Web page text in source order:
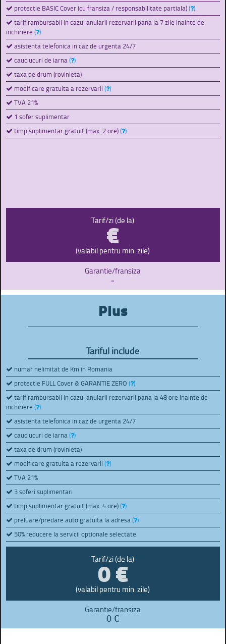
protectie BASIC Cover (cu fransiza / responsabilitate partiala)( )
tarif rambursabil in cazul anularii rezervarii pana la 7 zile inainte de
inchiriere( )
asistenta telefonica in caz de urgenta 24/7
cauciucuri de iarna( )
taxa de drum (rovinieta)
modificare gratuita a rezervarii( )
TVA 21%
1 sofer suplimentar
timp suplimentar gratuit (max. 2 ore)( )
Tarif/zi (de la)
€
(valabil pentru min. zile)
Garantie/fransiza
-
Plus
Tariful include
numar nelimitat de Km in Romania
protectie FULL Cover & GARANTIE ZERO( )
tarif rambursabil in cazul anularii rezervarii pana la 48 ore inainte de
inchiriere( )
asistenta telefonica in caz de urgenta 24/7
cauciucuri de iarna( )
taxa de drum (rovinieta)
modificare gratuita a rezervarii( )
TVA 21%
3 soferi suplimentari
timp suplimentar gratuit (max. 4 ore)( )
preluare/predare auto gratuita la adresa( )
50% reducere la servicii optionale selectate
Tarif/zi (de la)
0 €
(valabil pentru min. zile)
Garantie/fransiza
0 €